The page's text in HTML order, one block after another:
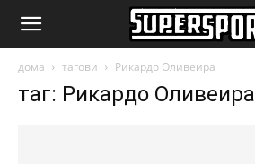
SuperSport.mk
дома тагови Рикардо Оливеира
таг: Рикардо Оливеира